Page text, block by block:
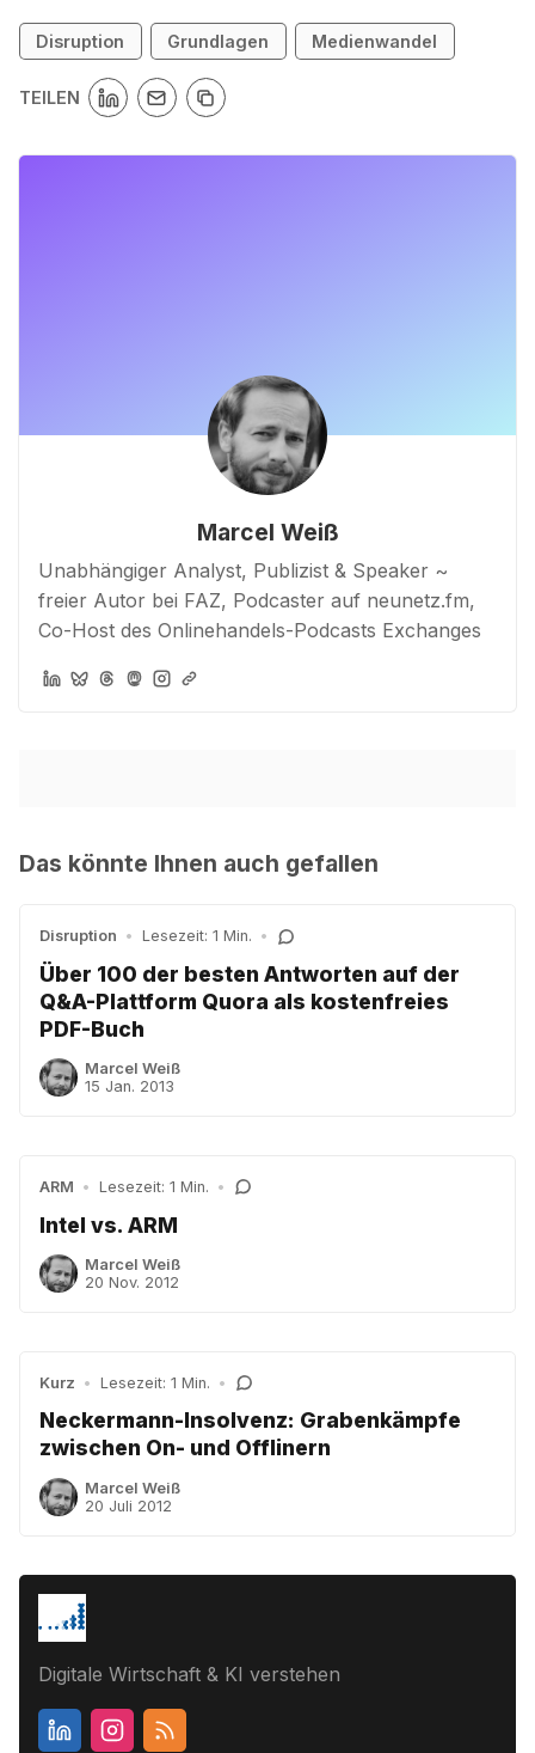
Disruption Grundlagen Medienwandel
TEILEN
Marcel Weiß
Unabhängiger Analyst, Publizist & Speaker ~
freier Autor bei FAZ, Podcaster auf neunetz.fm,
Co-Host des Onlinehandels-Podcasts Exchanges
Das könnte Ihnen auch gefallen
Disruption • Lesezeit: 1 Min. •
Über 100 der besten Antworten auf der
Q&A-Plattform Quora als kostenfreies
PDF-Buch
Marcel Weiß
15 Jan. 2013
ARM • Lesezeit: 1 Min. •
Intel vs. ARM
Marcel Weiß
20 Nov. 2012
Kurz • Lesezeit: 1 Min. •
Neckermann-Insolvenz: Grabenkämpfe
zwischen On- und Offlinern
Marcel Weiß
20 Juli 2012
Digitale Wirtschaft & KI verstehen